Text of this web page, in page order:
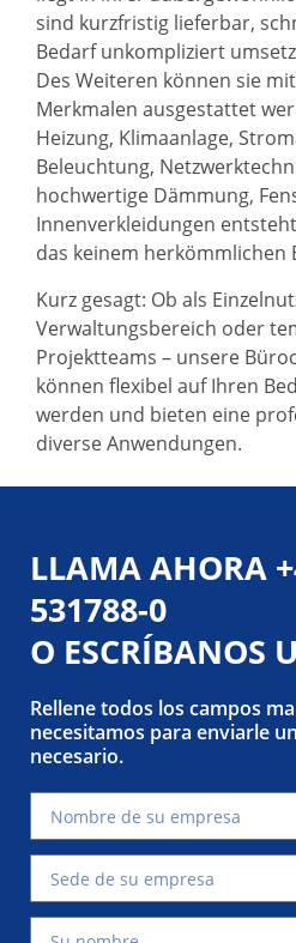
sind kurzfristig lieferbar,
Bedarf unkompliziert
Des Weiteren können sie
Merkmalen ausgestattet
Heizung, Klimaanlage,
Beleuchtung,
hochwertige Dämmung,
Innenverkleidungen
das keinem herkömmlichen
Kurz gesagt: Ob als
Verwaltungsbereich oder
Projektteams – unsere
können flexibel auf Ihren
werden und bieten eine
diverse Anwendungen.
LLAMA AHORA
531788-0
O ESCRÍBANOS
Rellene todos los campos
necesitamos para enviarle
necesario.